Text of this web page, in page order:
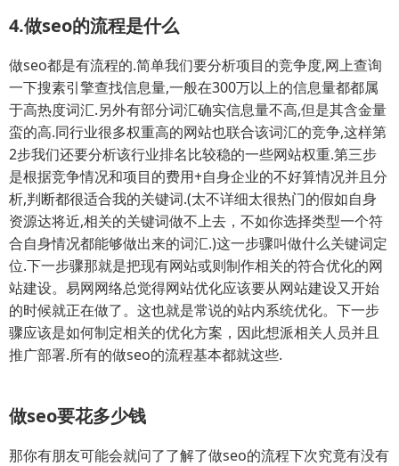
4.做seo的流程是什么
做seo都是有流程的.简单我们要分析项目的竞争度,网上查询
一下搜素引擎查找信息量,一般在300万以上的信息量都都属
于高热度词汇.另外有部分词汇确实信息量不高,但是其含金量
蛮的高.同行业很多权重高的网站也联合该词汇的竞争,这样第
2步我们还要分析该行业排名比较稳的一些网站权重.第三步
是根据竞争情况和项目的费用+自身企业的不好算情况并且分
析,判断都很适合我的关键词.(太不详细太很热门的假如自身
资源达将近,相关的关键词做不上去，不如你选择类型一个符
合自身情况都能够做出来的词汇.)这一步骤叫做什么关键词定
位.下一步骤那就是把现有网站或则制作相关的符合优化的网
站建设。易网网络总觉得网站优化应该要从网站建设又开始
的时候就正在做了。这也就是常说的站内系统优化。下一步
骤应该是如何制定相关的优化方案，因此想派相关人员并且
推广部署.所有的做seo的流程基本都就这些.
做seo要花多少钱
那你有朋友可能会就问了了解了做seo的流程下次究竟有没有